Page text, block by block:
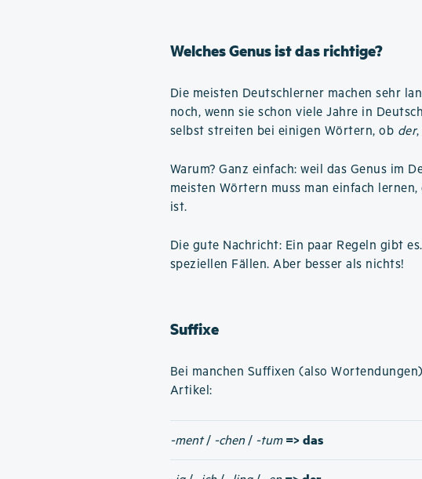
Welches Genus ist das richtige?
Die meisten Deutschlerner machen sehr
noch, wenn sie schon viele Jahre in
selbst streiten bei einigen Wörtern, ob der,
Warum? Ganz einfach: weil das Genus im
meisten Wörtern muss man einfach
ist.
Die gute Nachricht: Ein paar Regeln gibt
speziellen Fällen. Aber besser als nichts!
Suffixe
Bei manchen Suffixen (also
Artikel:
-ment/ -chen/ -tum => das